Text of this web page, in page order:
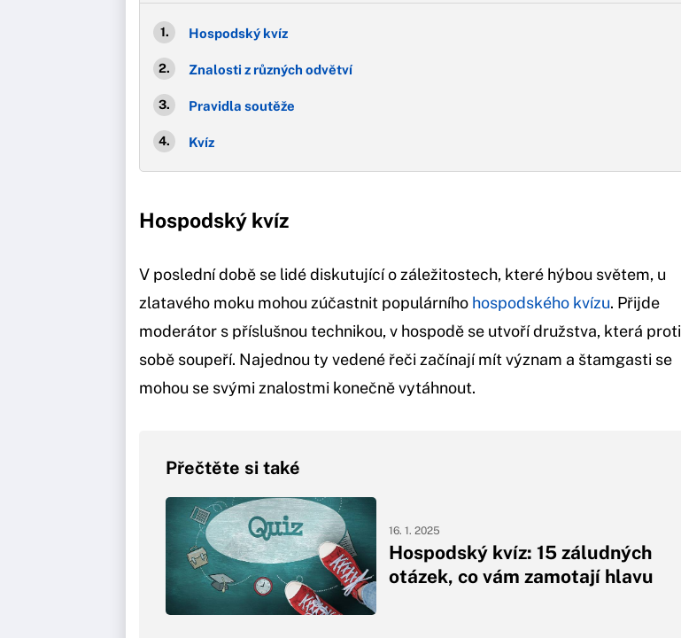
Hospodský kvíz
Znalosti z různých odvětví
Pravidla soutěže
Kvíz
Hospodský kvíz
V poslední době se lidé diskutující o záležitostech, které hýbou světem, u
zlatavého moku mohou zúčastnit populárního hospodského kvízu. Přijde
moderátor s příslušnou technikou, v hospodě se utvoří družstva, která proti
sobě soupeří. Najednou ty vedené řeči začínají mít význam a štamgasti se
mohou se svými znalostmi konečně vytáhnout.
Přečtěte si také
Hospodský kvíz: 15 záludných
otázek, co vám zamotají hlavu
16. 1. 2025